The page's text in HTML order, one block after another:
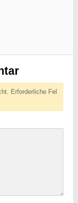
Erforderliche Fel